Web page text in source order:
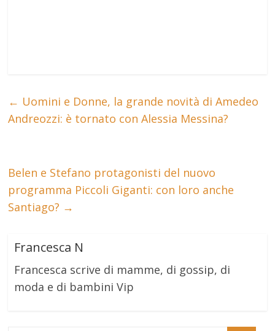
← Uomini e Donne, la grande novità di Amedeo
Andreozzi: è tornato con Alessia Messina?
Belen e Stefano protagonisti del nuovo
programma Piccoli Giganti: con loro anche
Santiago? →
Francesca N
Francesca scrive di mamme, di gossip, di
moda e di bambini Vip